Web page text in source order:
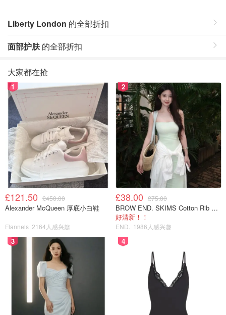
Liberty London 的全部折扣
面部护肤的全部折扣
大家都在抢
1
£121.50 £450.00
Alexander McQueen 厚底小白鞋
Flannels 2164人感兴趣
2
£38.00 £75.00
BROW END. SKIMS Cotton Rib 长款背心连衣裙 薄荷绿
好清新！！
END. 1986人感兴趣
3 4